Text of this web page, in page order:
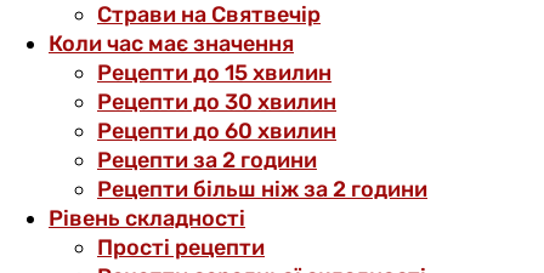
Страви на Святвечір
Коли час має значення
Рецепти до 15 хвилин
Рецепти до 30 хвилин
Рецепти до 60 хвилин
Рецепти за 2 години
Рецепти більш ніж за 2 години
Рівень складності
Прості рецепти